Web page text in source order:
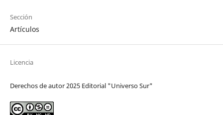
Sección
Artículos
Licencia
Derechos de autor 2025 Editorial "Universo Sur"